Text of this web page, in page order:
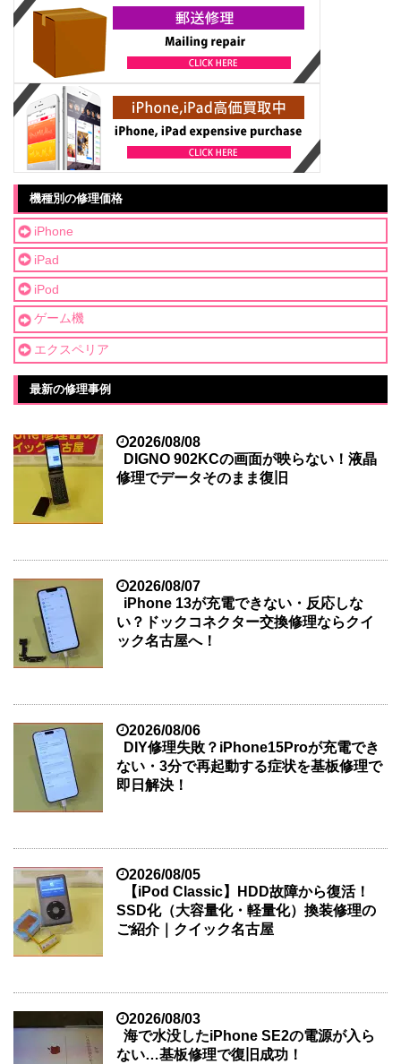
機種別の修理価格
iPhone
iPad
iPod
ゲーム機
エクスペリア
最新の修理事例
2026/08/08
DIGNO 902KCの画面が映らない！液晶
修理でデータそのまま復旧
2026/08/07
iPhone 13が充電できない・反応しな
い？ドックコネクター交換修理ならクイ
ック名古屋へ！
2026/08/06
DIY修理失敗？iPhone15Proが充電でき
ない・3分で再起動する症状を基板修理で
即日解決！
2026/08/05
【iPod Classic】HDD故障から復活！
SSD化（大容量化・軽量化）換装修理の
ご紹介｜クイック名古屋
2026/08/03
海で水没したiPhone SE2の電源が入ら
ない…基板修理で復旧成功！